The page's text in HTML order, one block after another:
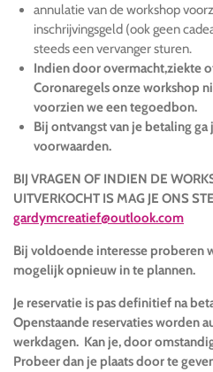
annulatie van de workshop
inschrijvingsgeld (ook geen
steeds een vervanger sturen.
Indien door overmacht,ziekte
Coronaregels onze workshop
voorzien we een tegoedbon.
Bij ontvangst van je betaling
voorwaarden.
BIJ VRAGEN OF INDIEN DE
UITVERKOCHT IS MAG JE ONS
gardymcreatief@outlook.com
Bij voldoende interesse proberen
mogelijk opnieuw in te plannen.
Je reservatie is pas definitief na
Openstaande reservaties worden
werkdagen. Kan je, door
Probeer dan je plaats door te